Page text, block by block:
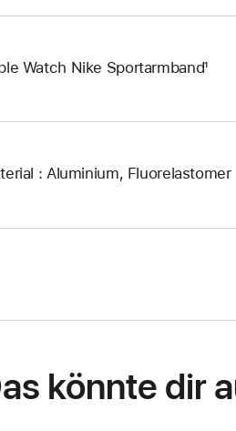
Watch Nike Sportarmband¹
: Aluminium, Fluorelastomer
könnte dir